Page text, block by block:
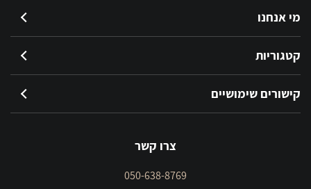
מי אנחנו
קטגוריות
קישורים שימושיים
צרו קשר
050-638-8769